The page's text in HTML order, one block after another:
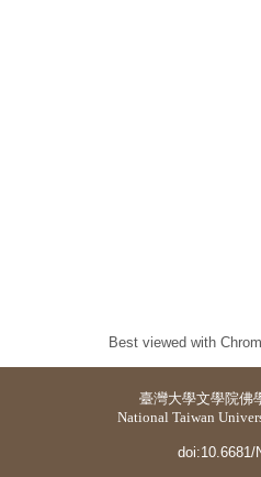
Best viewed with
臺灣大學文學院佛
National Taiwan
doi:10.6681/